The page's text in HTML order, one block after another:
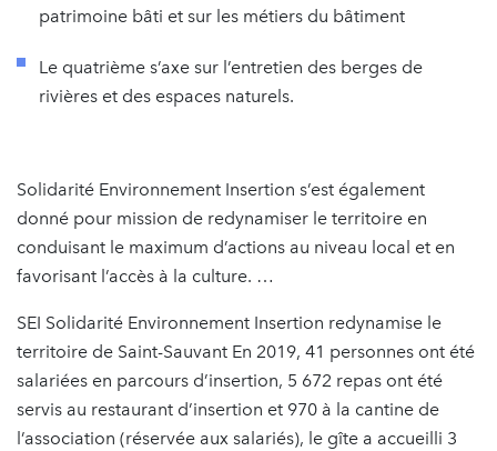
patrimoine bâti et sur les métiers du bâtiment
Le quatrième s’axe sur l’entretien des berges de
rivières et des espaces naturels.
Solidarité Environnement Insertion s’est également
donné pour mission de redynamiser le territoire en
conduisant le maximum d’actions au niveau local et en
favorisant l’accès à la culture. …
SEI Solidarité Environnement Insertion redynamise le
territoire de Saint-Sauvant En 2019, 41 personnes ont été
salariées en parcours d’insertion, 5 672 repas ont été
servis au restaurant d’insertion et 970 à la cantine de
l’association (réservée aux salariés), le gîte a accueilli 3